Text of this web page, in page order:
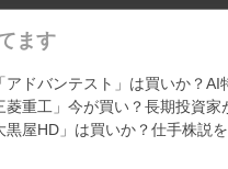
ます
アドバンテスト」は買いか？
菱重工」今が買い？長期投資
黒屋HD」は買いか？仕手株説